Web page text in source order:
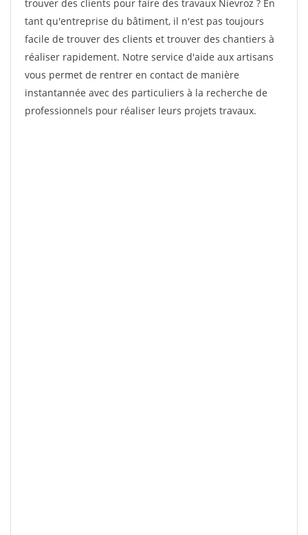
trouver des clients pour faire des travaux Nievroz ? En
tant qu'entreprise du bâtiment, il n'est pas toujours
facile de trouver des clients et trouver des chantiers à
réaliser rapidement. Notre service d'aide aux artisans
vous permet de rentrer en contact de manière
instantannée avec des particuliers à la recherche de
professionnels pour réaliser leurs projets travaux.